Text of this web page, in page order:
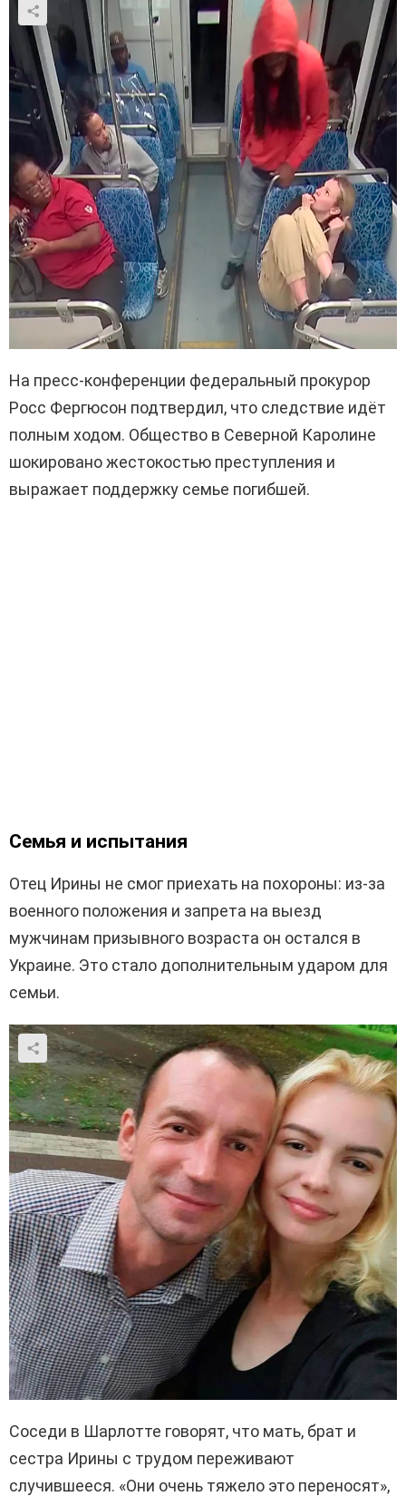
На пресс-конференции федеральный прокурор
Росс Фергюсон подтвердил, что следствие идёт
полным ходом. Общество в Северной Каролине
шокировано жестокостью преступления и
выражает поддержку семье погибшей.
Семья и испытания
Отец Ирины не смог приехать на похороны: из-за
военного положения и запрета на выезд
мужчинам призывного возраста он остался в
Украине. Это стало дополнительным ударом для
семьи.
Соседи в Шарлотте говорят, что мать, брат и
сестра Ирины с трудом переживают
случившееся. «Они очень тяжело это переносят»,